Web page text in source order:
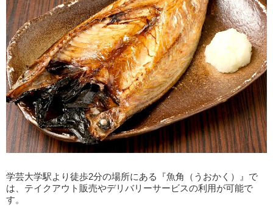
学芸大学駅より徒歩2分の場所にある『魚角（うおかく）』で
は、テイクアウト販売やデリバリーサービスの利用が可能で
す。